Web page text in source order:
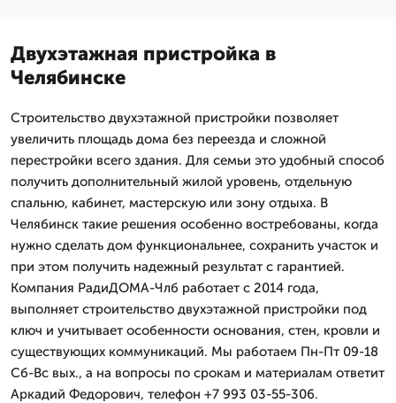
Двухэтажная пристройка в
Челябинске
Строительство двухэтажной пристройки позволяет
увеличить площадь дома без переезда и сложной
перестройки всего здания. Для семьи это удобный способ
получить дополнительный жилой уровень, отдельную
спальню, кабинет, мастерскую или зону отдыха. В
Челябинск такие решения особенно востребованы, когда
нужно сделать дом функциональнее, сохранить участок и
при этом получить надежный результат с гарантией.
Компания РадиДОМА-Члб работает с 2014 года,
выполняет строительство двухэтажной пристройки под
ключ и учитывает особенности основания, стен, кровли и
существующих коммуникаций. Мы работаем Пн-Пт 09-18
Сб-Вс вых., а на вопросы по срокам и материалам ответит
Аркадий Федорович, телефон +7 993 03-55-306.